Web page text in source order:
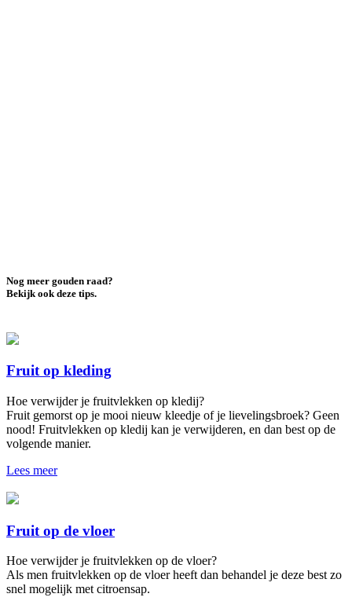
Nog meer gouden raad?
Bekijk ook deze tips.
Fruit op kleding
Hoe verwijder je fruitvlekken op kledij?
Fruit gemorst op je mooi nieuw kleedje of je lievelingsbroek? Geen
nood! Fruitvlekken op kledij kan je verwijderen, en dan best op de
volgende manier.
Lees meer
Fruit op de vloer
Hoe verwijder je fruitvlekken op de vloer?
Als men fruitvlekken op de vloer heeft dan behandel je deze best zo
snel mogelijk met citroensap.